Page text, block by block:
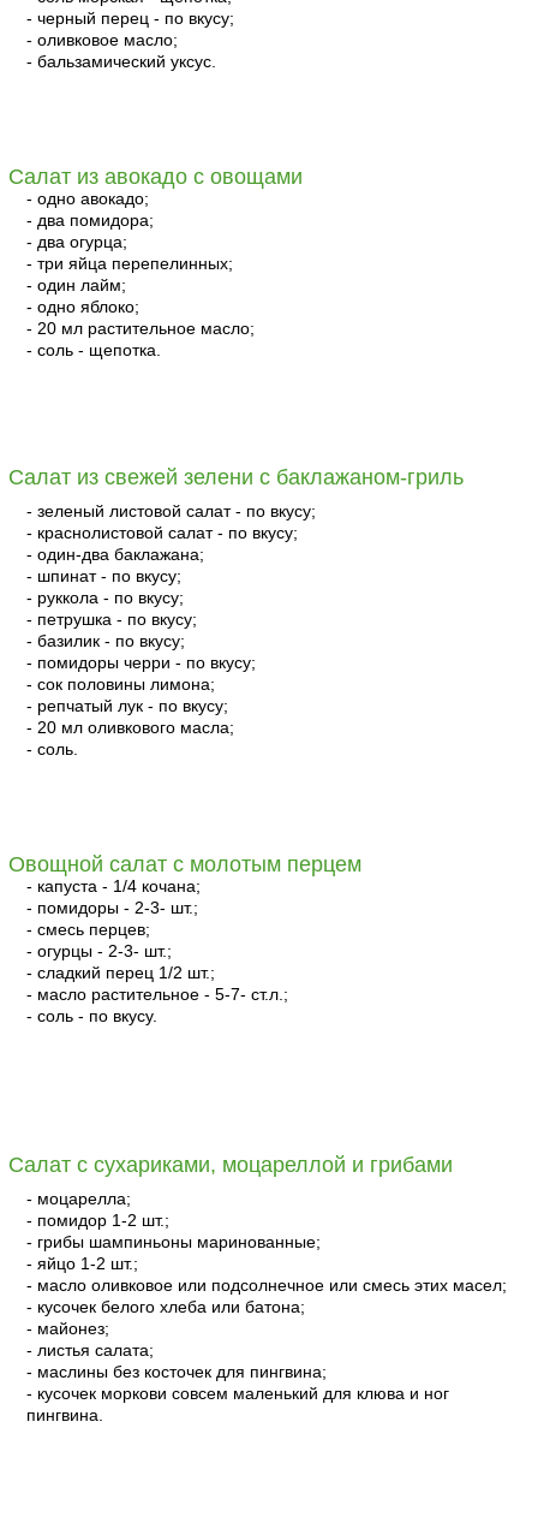
- черный перец - по вкусу;
- оливковое масло;
- бальзамический уксус.
Салат из авокадо с овощами
- одно авокадо;
- два помидора;
- два огурца;
- три яйца перепелинных;
- один лайм;
- одно яблоко;
- 20 мл растительное масло;
- соль - щепотка.
Салат из свежей зелени с баклажаном-гриль
- зеленый листовой салат - по вкусу;
- краснолистовой салат - по вкусу;
- один-два баклажана;
- шпинат - по вкусу;
- руккола - по вкусу;
- петрушка - по вкусу;
- базилик - по вкусу;
- помидоры черри - по вкусу;
- сок половины лимона;
- репчатый лук - по вкусу;
- 20 мл оливкового масла;
- соль.
Овощной салат с молотым перцем
- капуста - 1/4 кочана;
- помидоры - 2-3- шт.;
- смесь перцев;
- огурцы - 2-3- шт.;
- сладкий перец 1/2 шт.;
- масло растительное - 5-7- ст.л.;
- соль - по вкусу.
Салат с сухариками, моцареллой и грибами
- моцарелла;
- помидор 1-2 шт.;
- грибы шампиньоны маринованные;
- яйцо 1-2 шт.;
- масло оливковое или подсолнечное или смесь этих масел;
- кусочек белого хлеба или батона;
- майонез;
- листья салата;
- маслины без косточек для пингвина;
- кусочек моркови совсем маленький для клюва и ног
пингвина.